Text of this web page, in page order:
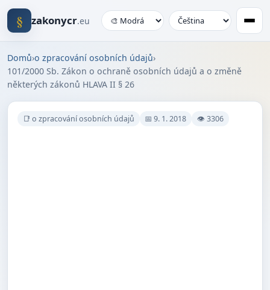
§ zakonycr.eu
Domů›o zpracování osobních údajů›
101/2000 Sb. Zákon o ochraně osobních údajů a o změně
některých zákonů HLAVA II § 26
📑 o zpracování osobních údajů 📅 9. 1. 2018 👁 3306